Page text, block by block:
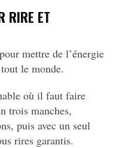
RIRE ET
mettre de l’énergie
le monde.
où il faut faire
trois manches,
puis avec un seul
rires garantis.